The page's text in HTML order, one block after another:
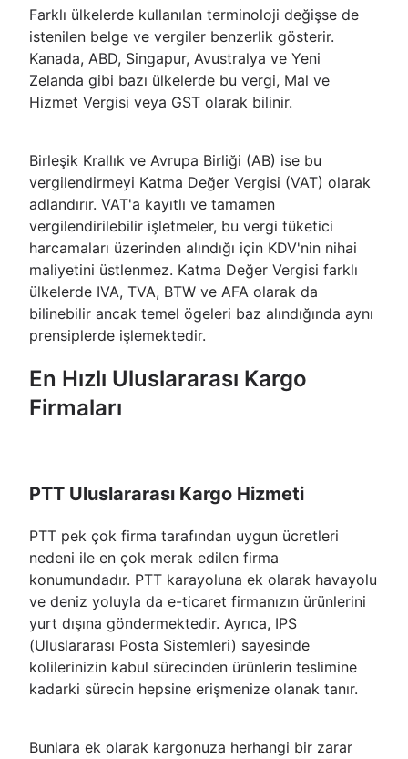
Farklı ülkelerde kullanılan terminoloji değişse de
istenilen belge ve vergiler benzerlik gösterir.
Kanada, ABD, Singapur, Avustralya ve Yeni
Zelanda gibi bazı ülkelerde bu vergi, Mal ve
Hizmet Vergisi veya GST olarak bilinir.
Birleşik Krallık ve Avrupa Birliği (AB) ise bu
vergilendirmeyi Katma Değer Vergisi (VAT) olarak
adlandırır. VAT'a kayıtlı ve tamamen
vergilendirilebilir işletmeler, bu vergi tüketici
harcamaları üzerinden alındığı için KDV'nin nihai
maliyetini üstlenmez. Katma Değer Vergisi farklı
ülkelerde IVA, TVA, BTW ve AFA olarak da
bilinebilir ancak temel ögeleri baz alındığında aynı
prensiplerde işlemektedir.
En Hızlı Uluslararası Kargo
Firmaları
PTT Uluslararası Kargo Hizmeti
PTT pek çok firma tarafından uygun ücretleri
nedeni ile en çok merak edilen firma
konumundadır. PTT karayoluna ek olarak havayolu
ve deniz yoluyla da e-ticaret firmanızın ürünlerini
yurt dışına göndermektedir. Ayrıca, IPS
(Uluslararası Posta Sistemleri) sayesinde
kolilerinizin kabul sürecinden ürünlerin teslimine
kadarki sürecin hepsine erişmenize olanak tanır.
Bunlara ek olarak kargonuza herhangi bir zarar